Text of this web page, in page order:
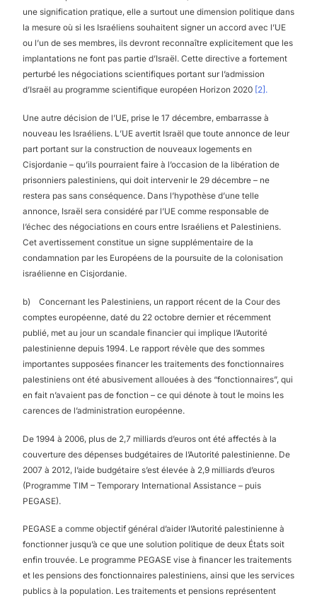
une signification pratique, elle a surtout une dimension politique dans
la mesure où si les Israéliens souhaitent signer un accord avec l’UE
ou l’un de ses membres, ils devront reconnaître explicitement que les
implantations ne font pas partie d’Israël. Cette directive a fortement
perturbé les négociations scientifiques portant sur l’admission
d’Israël au programme scientifique européen Horizon 2020 [2].
Une autre décision de l’UE, prise le 17 décembre, embarrasse à
nouveau les Israéliens. L’UE avertit Israël que toute annonce de leur
part portant sur la construction de nouveaux logements en
Cisjordanie – qu’ils pourraient faire à l’occasion de la libération de
prisonniers palestiniens, qui doit intervenir le 29 décembre – ne
restera pas sans conséquence. Dans l’hypothèse d’une telle
annonce, Israël sera considéré par l’UE comme responsable de
l’échec des négociations en cours entre Israéliens et Palestiniens.
Cet avertissement constitue un signe supplémentaire de la
condamnation par les Européens de la poursuite de la colonisation
israélienne en Cisjordanie.
b) Concernant les Palestiniens, un rapport récent de la Cour des
comptes européenne, daté du 22 octobre dernier et récemment
publié, met au jour un scandale financier qui implique l’Autorité
palestinienne depuis 1994. Le rapport révèle que des sommes
importantes supposées financer les traitements des fonctionnaires
palestiniens ont été abusivement allouées à des “fonctionnaires”, qui
en fait n’avaient pas de fonction – ce qui dénote à tout le moins les
carences de l’administration européenne.
De 1994 à 2006, plus de 2,7 milliards d’euros ont été affectés à la
couverture des dépenses budgétaires de l’Autorité palestinienne. De
2007 à 2012, l’aide budgétaire s’est élevée à 2,9 milliards d’euros
(Programme TIM – Temporary International Assistance – puis
PEGASE).
PEGASE a comme objectif général d’aider l’Autorité palestinienne à
fonctionner jusqu’à ce que une solution politique de deux États soit
enfin trouvée. Le programme PEGASE vise à financer les traitements
et les pensions des fonctionnaires palestiniens, ainsi que les services
publics à la population. Les traitements et pensions représentent